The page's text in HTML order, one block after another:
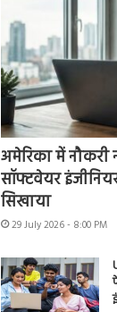
अमेरिका में नौकरी
सॉफ्टवेयर
सिखाया
29 July 2026 - 8:00 PM